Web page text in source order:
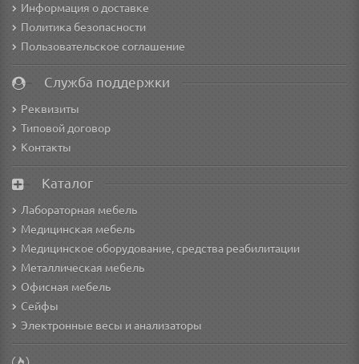
Информация о доставке
Политика безопасности
Пользовательское соглашение
Служба поддержки
Реквизиты
Типовой договор
Контакты
Каталог
Лабораторная мебель
Медицинская мебель
Медицинское оборудование, средства реабилитации
Металлическая мебель
Офисная мебель
Сейфы
Электронные весы и анализаторы